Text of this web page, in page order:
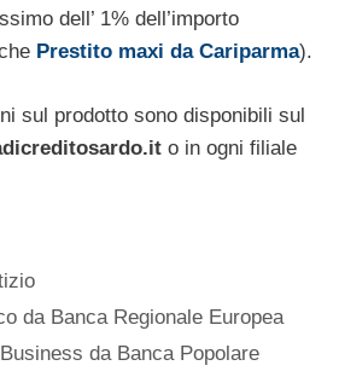
dell’ 1% dell’importo
Prestito maxi da Cariparma).
sul prodotto sono disponibili sul
o in ogni filiale
da Banca Regionale Europea
da Banca Popolare